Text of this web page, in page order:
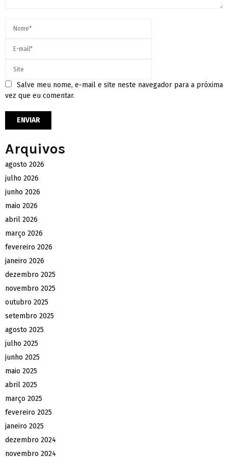
Salve meu nome, e-mail e site neste navegador para a próxima
vez que eu comentar.
Arquivos
agosto 2026
julho 2026
junho 2026
maio 2026
abril 2026
março 2026
fevereiro 2026
janeiro 2026
dezembro 2025
novembro 2025
outubro 2025
setembro 2025
agosto 2025
julho 2025
junho 2025
maio 2025
abril 2025
março 2025
fevereiro 2025
janeiro 2025
dezembro 2024
novembro 2024